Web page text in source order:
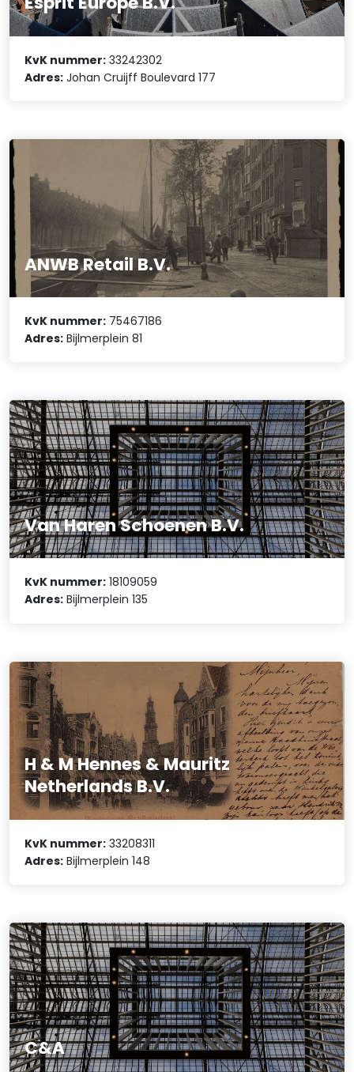
KvK nummer: 33242302
Adres: Johan Cruijff Boulevard 177
ANWB Retail B.V.
KvK nummer: 75467186
Adres: Bijlmerplein 81
Van Haren Schoenen B.V.
KvK nummer: 18109059
Adres: Bijlmerplein 135
H & M Hennes & Mauritz
Netherlands B.V.
KvK nummer: 33208311
Adres: Bijlmerplein 148
C&A